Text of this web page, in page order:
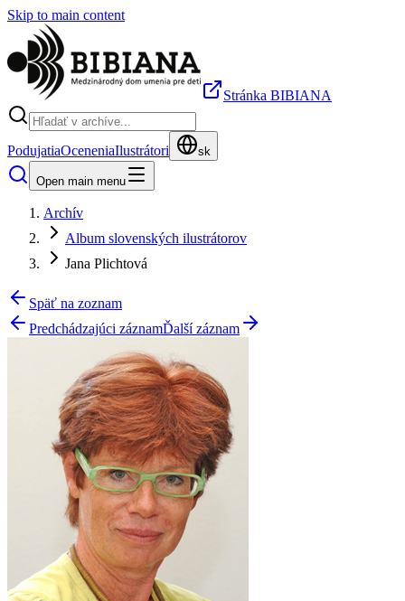
Skip to main content
Stránka BIBIANA
PodujatiaOceneniaIlustrátori sk
Open main menu
Archív
Album slovenských ilustrátorov
Jana Plichtová
Späť na zoznam
Predchádzajúci záznamĎalší záznam